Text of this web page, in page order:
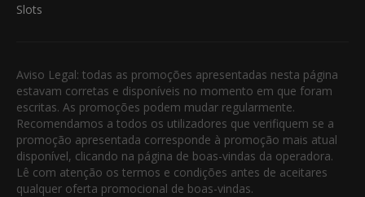
Slots
Aviso Legal: todas as promoções apresentadas nesta página
estavam corretas e disponíveis no momento em que foram
escritas. As promoções podem mudar regularmente.
Recomendamos a todos os utilizadores que verifiquem se a
promoção apresentada corresponde à promoção mais atual
disponível, clicando na página de boas-vindas da operadora.
Lê com atenção os termos e condições antes de aceitares
qualquer oferta promocional de boas-vindas.